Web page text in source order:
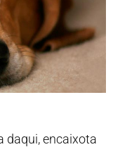
daqui, encaixota